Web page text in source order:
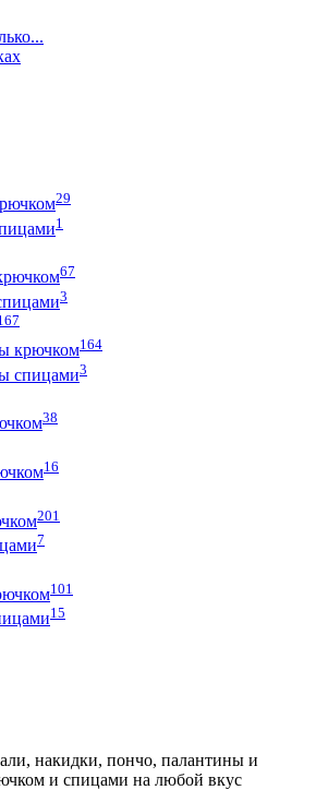
29
1
67
3
крючком164
спицами3
38
16
201
7
101
15
накидки, пончо, палантины и
и спицами на любой вкус